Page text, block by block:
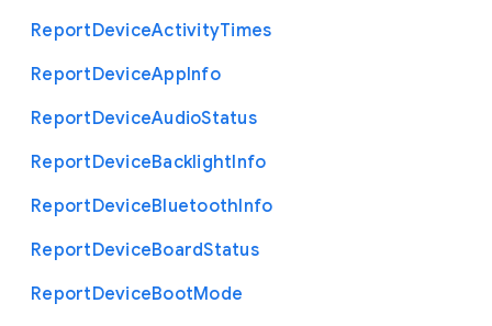
ReportDeviceActivityTimes
ReportDeviceAppInfo
ReportDeviceAudioStatus
ReportDeviceBacklightInfo
ReportDeviceBluetoothInfo
ReportDeviceBoardStatus
ReportDeviceBootMode